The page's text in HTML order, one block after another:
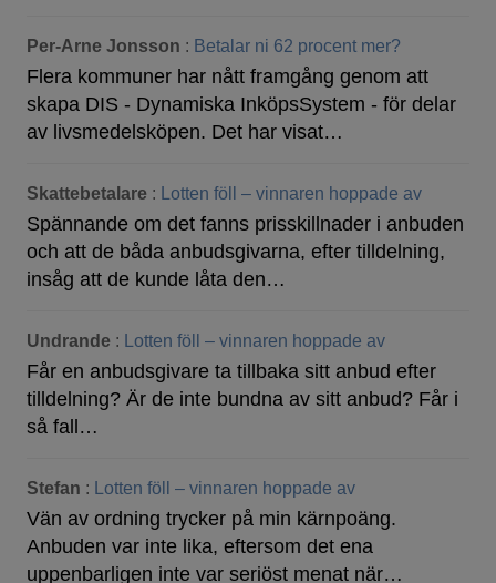
Per-Arne Jonsson : Betalar ni 62 procent mer?
Flera kommuner har nått framgång genom att
skapa DIS - Dynamiska InköpsSystem - för delar
av livsmedelsköpen. Det har visat…
Skattebetalare : Lotten föll – vinnaren hoppade av
Spännande om det fanns prisskillnader i anbuden
och att de båda anbudsgivarna, efter tilldelning,
insåg att de kunde låta den…
Undrande : Lotten föll – vinnaren hoppade av
Får en anbudsgivare ta tillbaka sitt anbud efter
tilldelning? Är de inte bundna av sitt anbud? Får i
så fall…
Stefan : Lotten föll – vinnaren hoppade av
Vän av ordning trycker på min kärnpoäng.
Anbuden var inte lika, eftersom det ena
uppenbarligen inte var seriöst menat när…